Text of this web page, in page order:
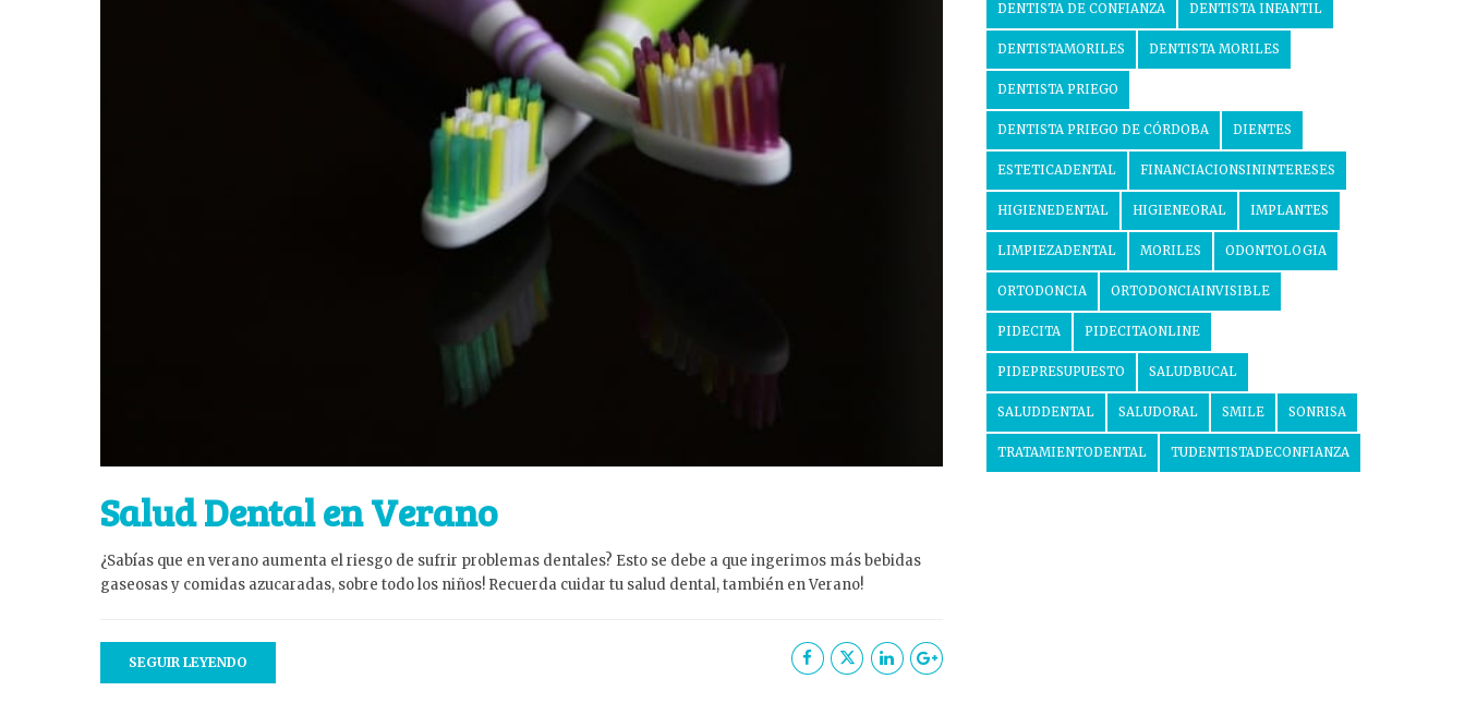
Salud Dental en Verano
¿Sabías que en verano aumenta el riesgo de sufrir problemas dentales? Esto se debe a que ingerimos más bebidas
gaseosas y comidas azucaradas, sobre todo los niños! Recuerda cuidar tu salud dental, también en Verano!
SEGUIR LEYENDO
DENTISTA DE CONFIANZA DENTISTA INFANTIL
DENTISTAMORILES DENTISTA MORILES
DENTISTA PRIEGO
DENTISTA PRIEGO DE CÓRDOBA DIENTES
ESTETICADENTAL FINANCIACIONSININTERESES
HIGIENEDENTAL HIGIENEORAL IMPLANTES
LIMPIEZADENTAL MORILES ODONTOLOGIA
ORTODONCIA ORTODONCIAINVISIBLE
PIDECITA PIDECITAONLINE
PIDEPRESUPUESTO SALUDBUCAL
SALUDDENTAL SALUDORAL SMILE SONRISA
TRATAMIENTODENTAL TUDENTISTADECONFIANZA